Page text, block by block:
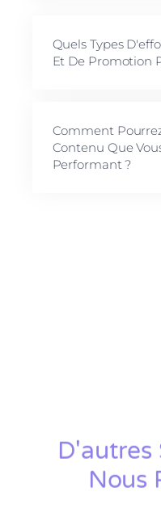
Quels Types
Et De Promotion
Comment
Contenu Que
Performant ?
D'autres
Nous